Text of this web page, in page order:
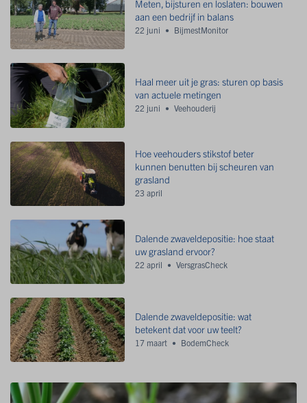
Meten, bijsturen en loslaten: bouwen
aan een bedrijf in balans
22 juni BijmestMonitor
Haal meer uit je gras: sturen op basis
van actuele metingen
22 juni Veehouderij
Hoe veehouders stikstof beter
kunnen benutten bij scheuren van
grasland
23 april
Dalende zwaveldepositie: hoe staat
uw grasland ervoor?
22 april VersgrasCheck
Dalende zwaveldepositie: wat
betekent dat voor uw teelt?
17 maart BodemCheck